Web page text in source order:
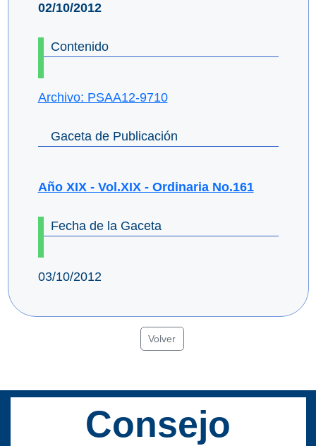
02/10/2012
Contenido
Archivo: PSAA12-9710
Gaceta de Publicación
Año XIX - Vol.XIX - Ordinaria No.161
Fecha de la Gaceta
03/10/2012
Volver
Consejo